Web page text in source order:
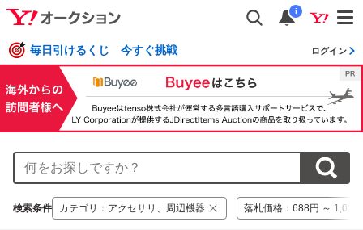
i
毎日引けるくじ 今すぐ挑戦 ログイン
検索条件 カテゴリ ： アクセサリ、周辺機器 落札価格 ： 688円 ～ 1,032